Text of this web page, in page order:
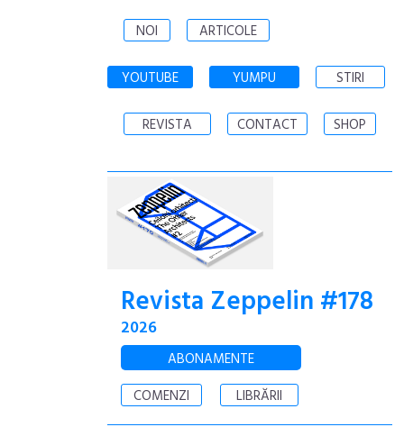
NOI ARTICOLE
YOUTUBE YUMPU STIRI
REVISTA CONTACT SHOP
Revista Zeppelin #178
2026
ABONAMENTE
COMENZI
LIBRĂRII